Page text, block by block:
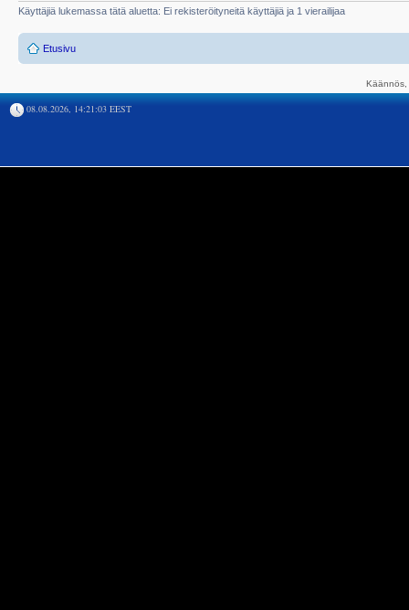
Käyttäjiä lukemassa tätä aluetta: Ei rekisteröityneitä käyttäjiä ja 1 vierailijaa
Etusivu
08.08.2026, 14:21:03 EEST